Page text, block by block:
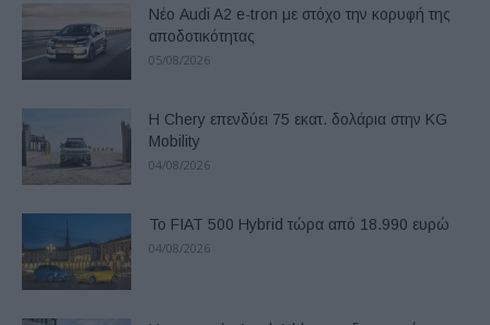
Νέο Audi A2 e-tron με στόχο την κορυφή της
αποδοτικότητας
05/08/2026
Η Chery επενδύει 75 εκατ. δολάρια στην KG
Mobility
04/08/2026
Το FIAT 500 Hybrid τώρα από 18.990 ευρώ
04/08/2026